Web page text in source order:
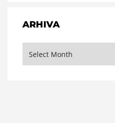
ARHIVA